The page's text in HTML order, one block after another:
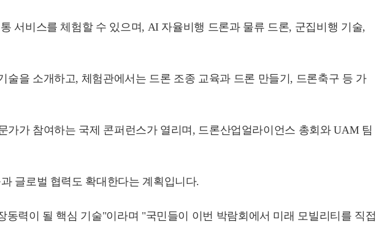
서비스를 체험할 수 있으며, AI 자율비행 드론과 물류 드론, 군집비행 기술,
을 소개하고, 체험관에서는 드론 조종 교육과 드론 만들기, 드론축구 등 가
가 참여하는 국제 콘퍼런스가 열리며, 드론산업얼라이언스 총회와 UAM 팀
글로벌 협력도 확대한다는 계획입니다.
력이 될 핵심 기술"이라며 "국민들이 이번 박람회에서 미래 모빌리티를 직접